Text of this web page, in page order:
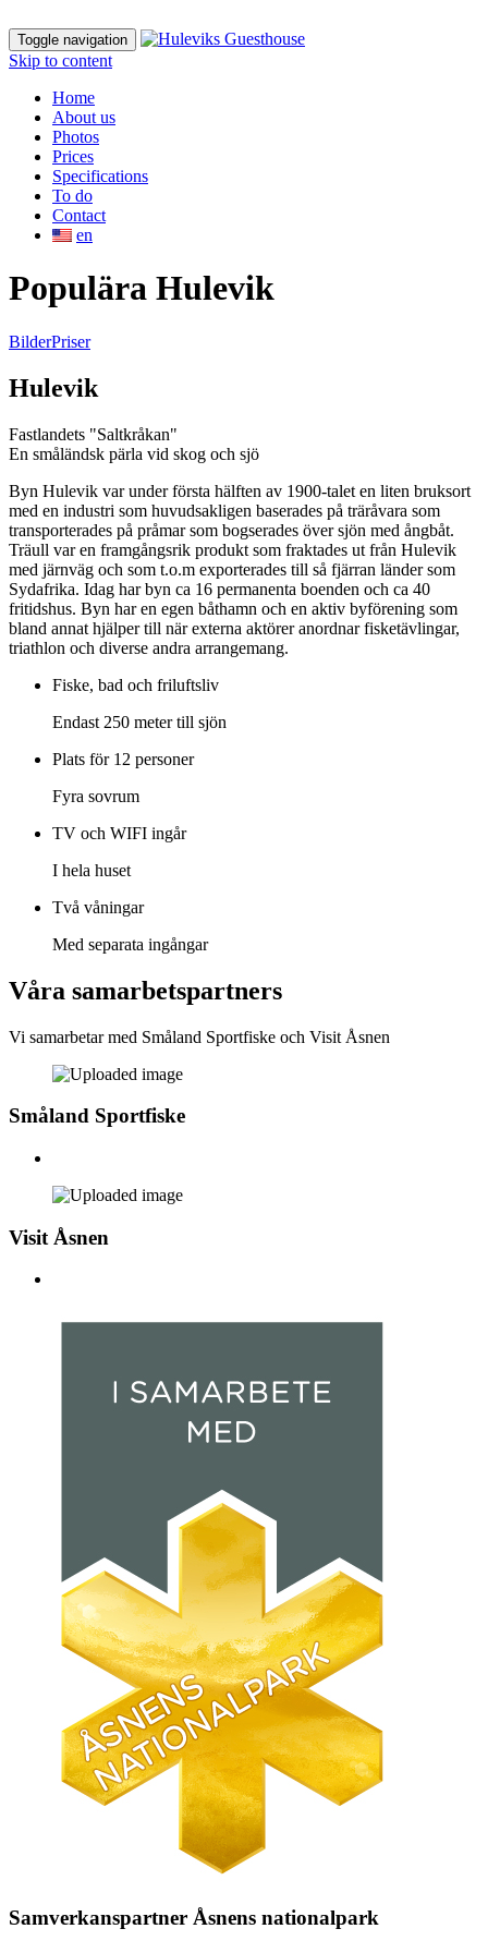
Toggle navigation
Skip to content
Home
About us
Photos
Prices
Specifications
To do
Contact
en
Populära Hulevik
BilderPriser
Hulevik
Fastlandets "Saltkråkan"
En småländsk pärla vid skog och sjö
Byn Hulevik var under första hälften av 1900-talet en liten bruksort
med en industri som huvudsakligen baserades på träråvara som
transporterades på pråmar som bogserades över sjön med ångbåt.
Träull var en framgångsrik produkt som fraktades ut från Hulevik
med järnväg och som t.o.m exporterades till så fjärran länder som
Sydafrika. Idag har byn ca 16 permanenta boenden och ca 40
fritidshus. Byn har en egen båthamn och en aktiv byförening som
bland annat hjälper till när externa aktörer anordnar fisketävlingar,
triathlon och diverse andra arrangemang.
Fiske, bad och friluftsliv
Endast 250 meter till sjön
Plats för 12 personer
Fyra sovrum
TV och WIFI ingår
I hela huset
Två våningar
Med separata ingångar
Våra samarbetspartners
Vi samarbetar med Småland Sportfiske och Visit Åsnen
Småland Sportfiske
Visit Åsnen
Samverkanspartner Åsnens nationalpark